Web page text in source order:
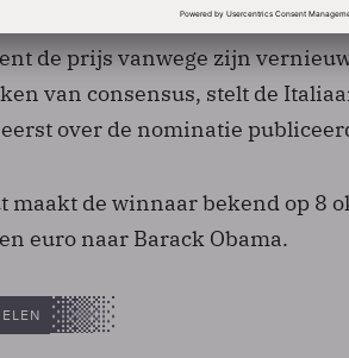
de prijs vanwege zijn
van consensus, stelt de
over de nominatie
maakt de winnaar bekend op 8
euro naar Barack Obama.